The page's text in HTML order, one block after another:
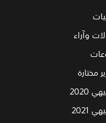
وآراء
مختارة
2020
2021